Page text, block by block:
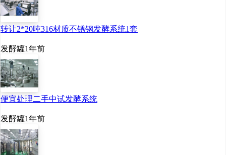
转让2*20吨316材质不锈钢发酵系统1套
发酵罐1年前
便宜处理二手中试发酵系统
发酵罐1年前